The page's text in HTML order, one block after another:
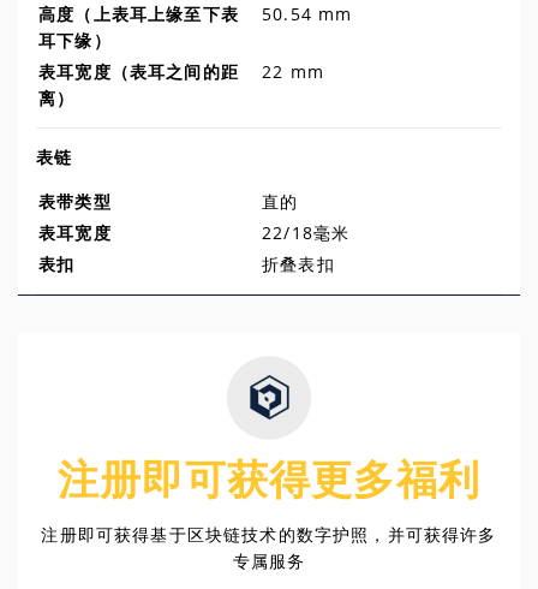
高度（上表耳上缘至下表
耳下缘）
50.54 mm
表耳宽度（表耳之间的距
离）
22 mm
表链
表带类型
直的
表耳宽度
22/18毫米
表扣
折叠表扣
注册即可获得更多福利
注册即可获得基于区块链技术的数字护照，并可获得许多
专属服务